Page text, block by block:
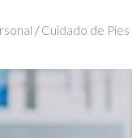
/Cuidado de Pies